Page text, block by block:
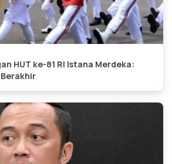
HUT ke-81 RI Istana Merdeka: